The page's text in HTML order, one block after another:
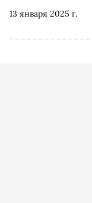
13 января 2025 г.
концепт-шеф